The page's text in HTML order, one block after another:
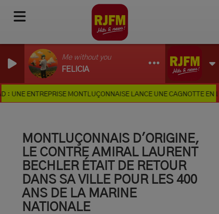
Me without you
FELICIA
MONTLUÇONNAISE LANCE UNE CAGNOTTE EN LIGNE
MONTLUÇONNAIS D'ORIGINE,
LE CONTRE AMIRAL LAURENT
BECHLER ÉTAIT DE RETOUR
DANS SA VILLE POUR LES 400
ANS DE LA MARINE
NATIONALE